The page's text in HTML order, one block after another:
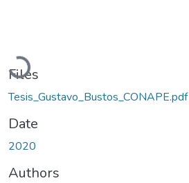
Loading...
Files
Tesis_Gustavo_Bustos_CONAPE.pdf
Date
2020
Authors